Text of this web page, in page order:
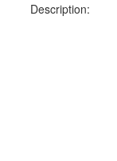
Description: